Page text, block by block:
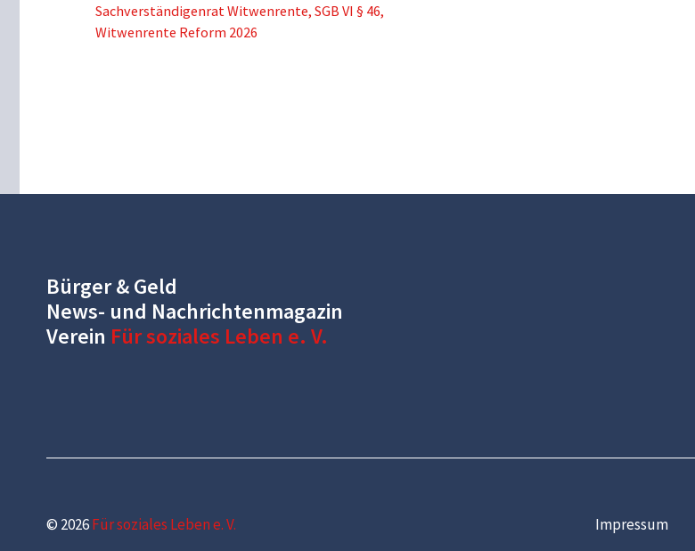
Sachverständigenrat Witwenrente, SGB VI § 46,
Witwenrente Reform 2026
Bürger & Geld
News- und Nachrichtenmagazin
Verein Für soziales Leben e. V.
© 2026Für soziales Leben e. V. Impressum